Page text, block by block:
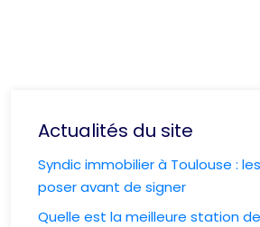
Actualités du site
Syndic immobilier à Toulouse :
poser avant de signer
Quelle est la meilleure station